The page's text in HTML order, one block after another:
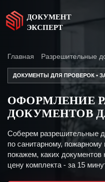
ДОКУМЕНТ
ЭКСПЕРТ
Главная Разрешительные
ДОКУМЕНТЫ ДЛЯ ПРОВЕРОК •
ОФОРМЛЕНИЕ
ДОКУМЕНТОВ
Соберем разрешительные
по санитарному,
покажем, каких документов
цену комплекта - за 15